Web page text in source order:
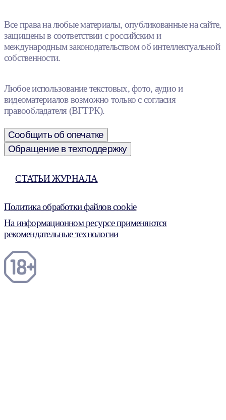
Все права на любые материалы, опубликованные на сайте,
защищены в соответствии с российским и
международным законодательством об интеллектуальной
собственности.
Любое использование текстовых, фото, аудио и
видеоматериалов возможно только с согласия
правообладателя (ВГТРК).
Сообщить об опечатке
Обращение в техподдержку
СТАТЬИ ЖУРНАЛА
Политика обработки файлов cookie
На информационном ресурсе применяются
рекомендательные технологии